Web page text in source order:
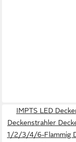
IMPTS LED
Deckenstrahler
1/2/3/4/6-Flammig